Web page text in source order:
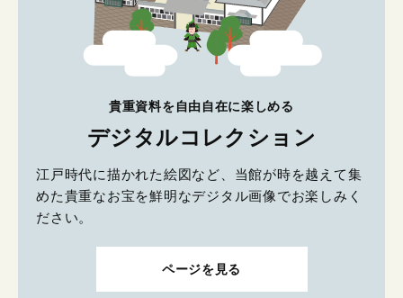
貴重資料を自由自在に楽しめる
デジタルコレクション
江戸時代に描かれた絵図など、当館が時を越えて集
めた貴重なお宝を鮮明なデジタル画像でお楽しみく
ださい。
ページを見る